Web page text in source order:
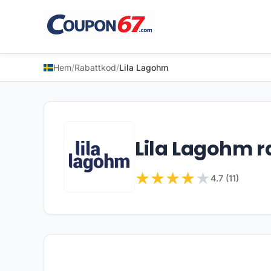
Hem/Rabattkod/Lila Lagohm
Lila Lagohm
★★★★★4.7 (11)